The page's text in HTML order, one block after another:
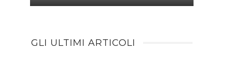
GLI ULTIMI ARTICOLI